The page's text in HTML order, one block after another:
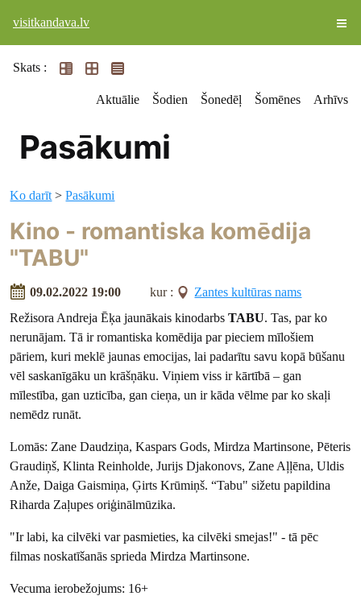
visitkandava.lv
Skats :
Aktuālie Šodien Šonedēļ Šomēnes Arhīvs
Pasākumi
Ko darīt >Pasākumi
Kino - romantiska komēdija
"TABU"
09.02.2022 19:00 kur :
Zantes kultūras nams
Režisora Andreja Ēķa jaunākais kinodarbsTABU. Tas, par ko
nerunājam. Tā ir romantiska komēdija par pieciem mīlošiem
pāriem, kuri meklē jaunas emocijas, lai padarītu savu kopā būšanu
vēl saskanīgāku un krāšņāku. Viņiem viss ir kārtībā – gan
mīlestība, gan uzticība, gan cieņa, un ir kāda vēlme par ko skaļi
nemēdz runāt.
Lomās: Zane Daudziņa, Kaspars Gods, Mirdza Martinsone, Pēteris
Graudiņš, Klinta Reinholde, Jurijs Djakonovs, Zane Aļļēna, Uldis
Anže, Daiga Gaismiņa, Ģirts Krūmiņš. “Tabu" sižetu papildina
Riharda Zaļupes oriģinālmūzika.
"Ir labi, ka cilvēki var pasmieties, ka cilvēki smejas!" - tā pēc
filmas noskatīšanās sprieda Mirdza Martinsone.
Vecuma ierobežojums: 16+